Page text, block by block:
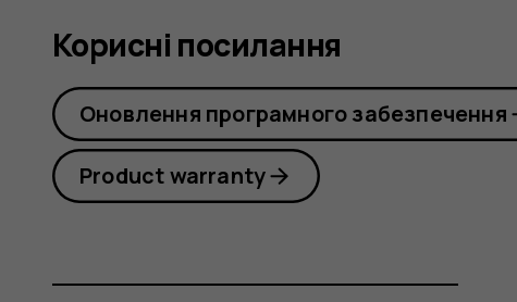
Корисні посилання
Оновлення програмного забезпечення
Product warranty